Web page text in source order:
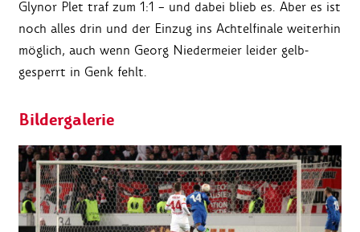
Glynor Plet traf zum 1:1 – und dabei blieb es. Aber es ist
noch alles drin und der Einzug ins Achtelfinale weiterhin
möglich, auch wenn Georg Niedermeier leider gelb-
gesperrt in Genk fehlt.
Bildergalerie